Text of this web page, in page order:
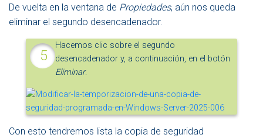
De vuelta en la ventana de Propiedades, aún nos queda
eliminar el segundo desencadenador.
Hacemos clic sobre el segundo
desencadenador y, a continuación, en el botón
Eliminar.
Con esto tendremos lista la copia de seguridad